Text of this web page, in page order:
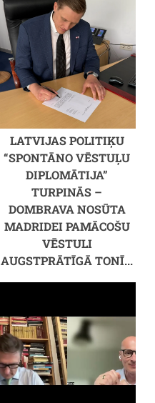
LATVIJAS POLITIĶU
“SPONTĀNO VĒSTUĻU
DIPLOMĀTIJA”
TURPINĀS –
DOMBRAVA NOSŪTA
MADRIDEI PAMĀCOŠU
VĒSTULI
AUGSTPRĀTĪGĀ TONĪ...